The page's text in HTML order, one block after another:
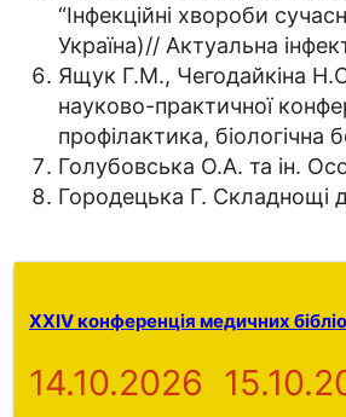
“Інфекційні хвороби
Україна)// Актуальна
Ящук Г.М., Чегодайкіна
науково-практичної
профілактика,
Голубовська О.А. та ін.
Городецька Г. Складнощі
XXIV конференція медичних
14.10.2026